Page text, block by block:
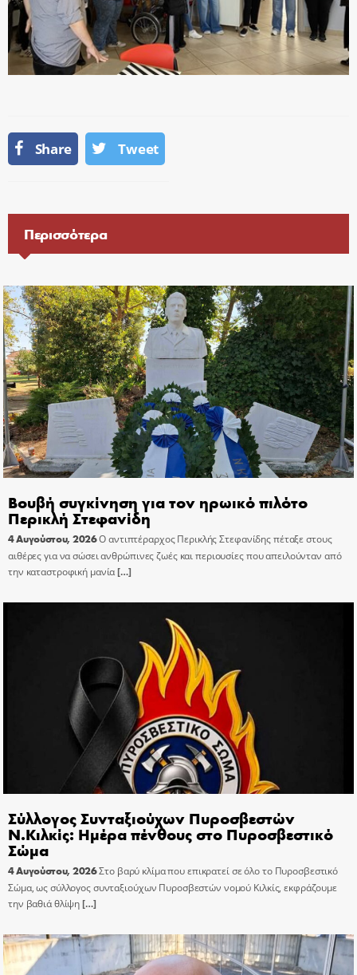
Share Tweet
Περισσότερα
Βουβή συγκίνηση για τον ηρωικό πιλότο
Περικλή Στεφανίδη
4 Αυγούστου, 2026Ο αντιπτέραρχος Περικλής Στεφανίδης πέταξε στους
αιθέρες για να σώσει ανθρώπινες ζωές και περιουσίες που απειλούνταν από
την καταστροφική μανία[…]
Σύλλογος Συνταξιούχων Πυροσβεστών
Ν.Κιλκίς: Ημέρα πένθους στο Πυροσβεστικό
Σώμα
4 Αυγούστου, 2026Στο βαρύ κλίμα που επικρατεί σε όλο το Πυροσβεστικό
Σώμα, ως σύλλογος συνταξιούχων Πυροσβεστών νομού Κιλκίς, εκφράζουμε
την βαθιά θλίψη[…]